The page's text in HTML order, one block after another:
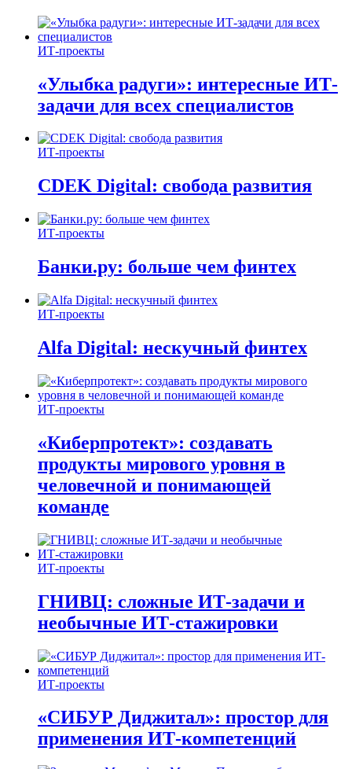
ИТ-проекты
«Улыбка радуги»: интересные ИТ-
задачи для всех специалистов
ИТ-проекты
CDEK Digital: свобода развития
ИТ-проекты
Банки.ру: больше чем финтех
ИТ-проекты
Alfa Digital: нескучный финтех
ИТ-проекты
«Киберпротект»: создавать
продукты мирового уровня в
человечной и понимающей
команде
ИТ-проекты
ГНИВЦ: сложные ИТ‑задачи и
необычные ИТ‑стажировки
ИТ-проекты
«СИБУР Диджитал»: простор для
применения ИТ-компетенций